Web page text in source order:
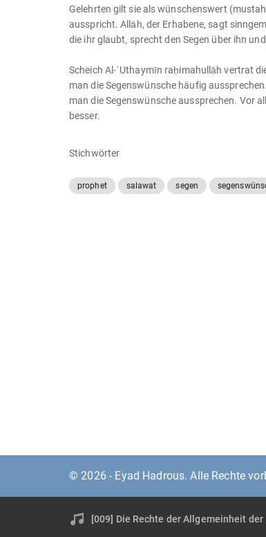
Gelehrten gilt sie als wünschenswert
ausspricht. Allāh, der Erhabene, sagt
die ihr glaubt, sprecht den Segen über ihn
Scheich Al-ʿUthaymīn raḥimahullāh vertrat
man die Segenswünsche häufig
man die Segenswünsche aussprechen. Vor
besser.
Stichwörter
prophet salawat segen
© 2026 - Eyad Hadrous. Alle Rechte
[009] Die Rechte der Allgemeinheit